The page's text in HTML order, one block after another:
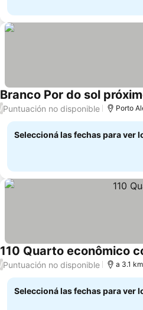
Branco Por do sol
/Puntuación no disponible Porto
Seleccioná las fechas para ver
110 Quarto econômico
/Puntuación no disponible a 3.1
Seleccioná las fechas para ver